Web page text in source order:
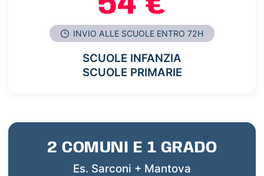
INVIO ALLE SCUOLE ENTRO 72H
SCUOLE INFANZIA
SCUOLE PRIMARIE
2 COMUNI E 1 GRADO
Es. Sarconi + Mantova